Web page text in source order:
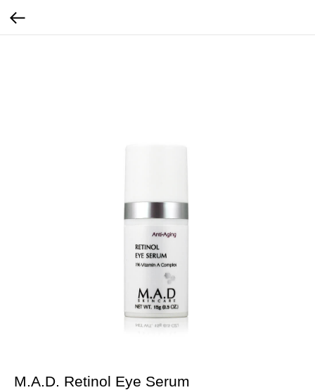
M.A.D. Retinol Eye Serum